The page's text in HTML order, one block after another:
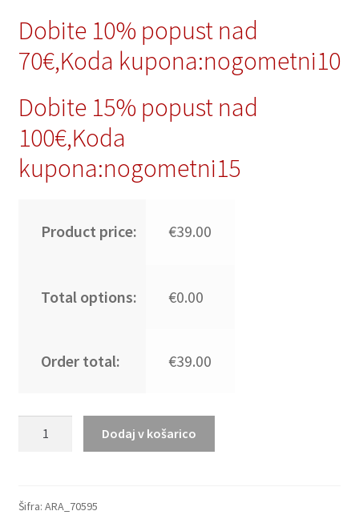
Dobite 10% popust nad
70€,Koda kupona:nogometni10
Dobite 15% popust nad
100€,Koda
kupona:nogometni15
Product price: €39.00
Total options: €0.00
Order total: €39.00
Gostujoči
Dodaj v košarico
Šifra: ARA_70595